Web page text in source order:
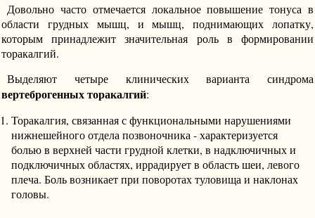
Довольно часто отмечается локальное повышение тонуса в
области грудных мышц, и мышц, поднимающих лопатку,
которым принадлежит значительная роль в формировании
торакалгий.
Выделяют четыре клинических варианта синдрома
вертеброгенных торакалгий:
Торакалгия, связанная с функциональными нарушениями
нижнешейного отдела позвоночника - характеризуется
болью в верхней части грудной клетки, в надключичных и
подключичных областях, иррадирует в область шеи, левого
плеча. Боль возникает при поворотах туловища и наклонах
головы.